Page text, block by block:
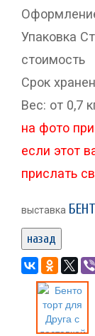
Упаковка
стоимость
Срок
Вес: от 0,7
на фото
если этот
прислать
выставка
назад